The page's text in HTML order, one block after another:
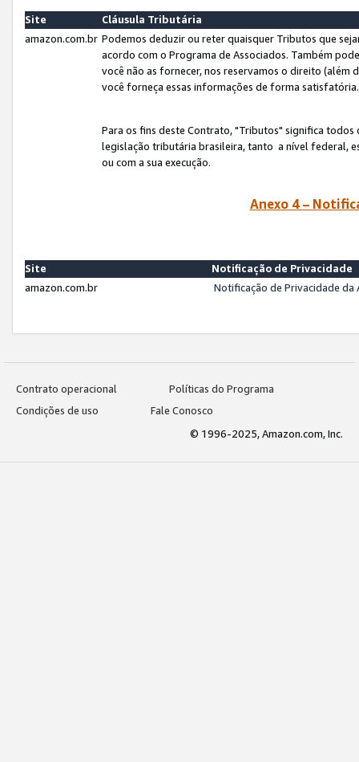
Site
Cláusula Tributária
amazon.com.br Podemos deduzir ou reter quaisquer Tributos que
acordo com o Programa de Associados. Também
você não as fornecer, nos reservamos o direito (além
você forneça essas informações de forma
Para os fins deste Contrato, "Tributos" significa
legislação tributária brasileira, tanto a nível federal,
ou com a sua execução.
Anexo 4 –
Site
Notificação de Privacidade
amazon.com.br
Notificação de Privacidade
Contrato operacional
Políticas do Programa
Condições de uso
Fale Conosco
© 1996-2025, Amazon.com, Inc.